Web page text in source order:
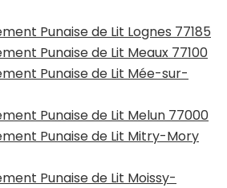
Punaise de Lit Lognes 77185
Punaise de Lit Meaux 77100
Punaise de Lit Mée-sur-
Punaise de Lit Melun 77000
Punaise de Lit Mitry-Mory
Punaise de Lit Moissy-